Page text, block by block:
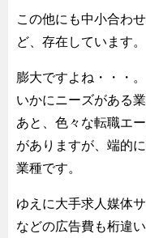
この他にも中小合わ
ど、存在しています。
膨大ですよね・・・。
いかにニーズがある
あと、色々な転職エ
がありますが、端的
業種です。
ゆえに大手求人媒体
などの広告費も桁違い